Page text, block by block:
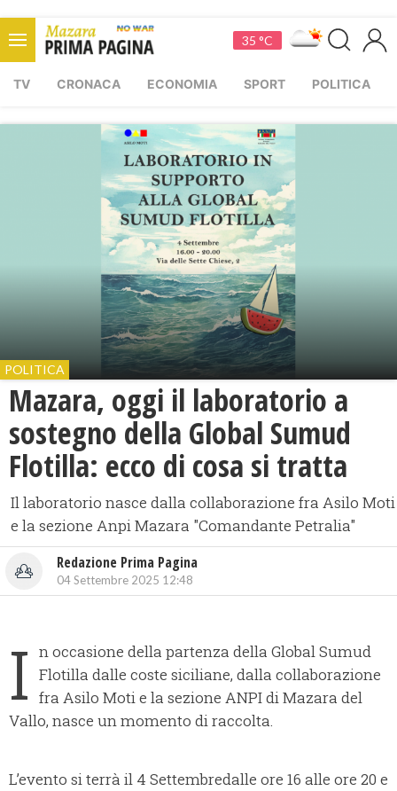
35 °C
TV CRONACA ECONOMIA SPORT POLITICA
POLITICA
Mazara, oggi il laboratorio a
sostegno della Global Sumud
Flotilla: ecco di cosa si tratta
Il laboratorio nasce dalla collaborazione fra Asilo Moti
e la sezione Anpi Mazara "Comandante Petralia"
Redazione Prima Pagina
04 Settembre 2025 12:48
I n occasione della partenza della Global Sumud
Flotilla dalle coste siciliane, dalla collaborazione
fra Asilo Moti e la sezione ANPI di Mazara del
Vallo, nasce un momento di raccolta.
L’evento si terrà il 4 Settembredalle ore 16 alle ore 20 e